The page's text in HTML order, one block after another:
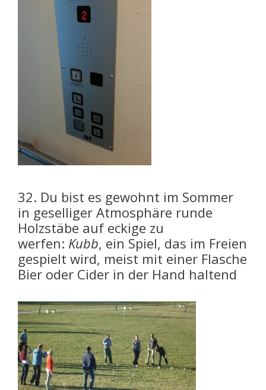
32. Du bist es gewohnt im Sommer
in geselliger Atmosphäre runde
Holzstäbe auf eckige zu
werfen: Kubb, ein Spiel, das im Freien
gespielt wird, meist mit einer Flasche
Bier oder Cider in der Hand haltend